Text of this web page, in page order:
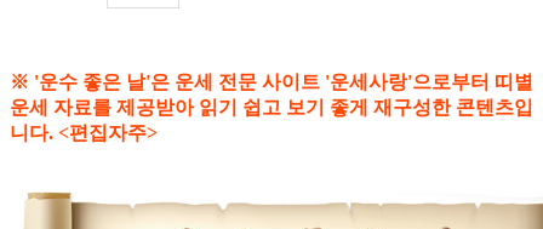
※ '운수 좋은 날'은 운세 전문 사이트 '운세사랑'으로부터 띠별
운세 자료를 제공받아 읽기 쉽고 보기 좋게 재구성한 콘텐츠입
니다. <편집자주>